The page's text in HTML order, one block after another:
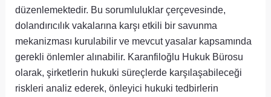
düzenlemektedir. Bu sorumluluklar çerçevesinde,
dolandırıcılık vakalarına karşı etkili bir savunma
mekanizması kurulabilir ve mevcut yasalar kapsamında
gerekli önlemler alınabilir. Karanfiloğlu Hukuk Bürosu
olarak, şirketlerin hukuki süreçlerde karşılaşabileceği
riskleri analiz ederek, önleyici hukuki tedbirlerin